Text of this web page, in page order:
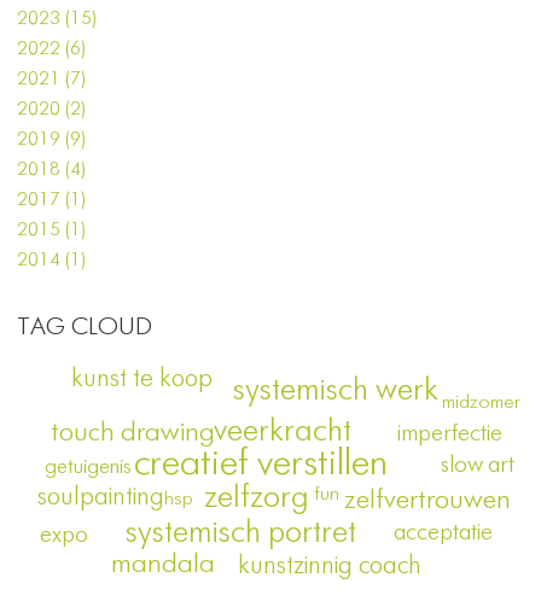
2023 (15)
2022 (6)
2021 (7)
2020 (2)
2019 (9)
2018 (4)
2017 (1)
2015 (1)
2014 (1)
TAG CLOUD
creatief verstillen
veerkracht
zelfzorg
systemisch portret
systemisch werk
zelfvertrouwen
touch drawing
mandala
kunst te koop
kunstzinnig coach
soulpainting
slow art
acceptatie
imperfectie
expo
getuigenis
midzomer
fun
hsp